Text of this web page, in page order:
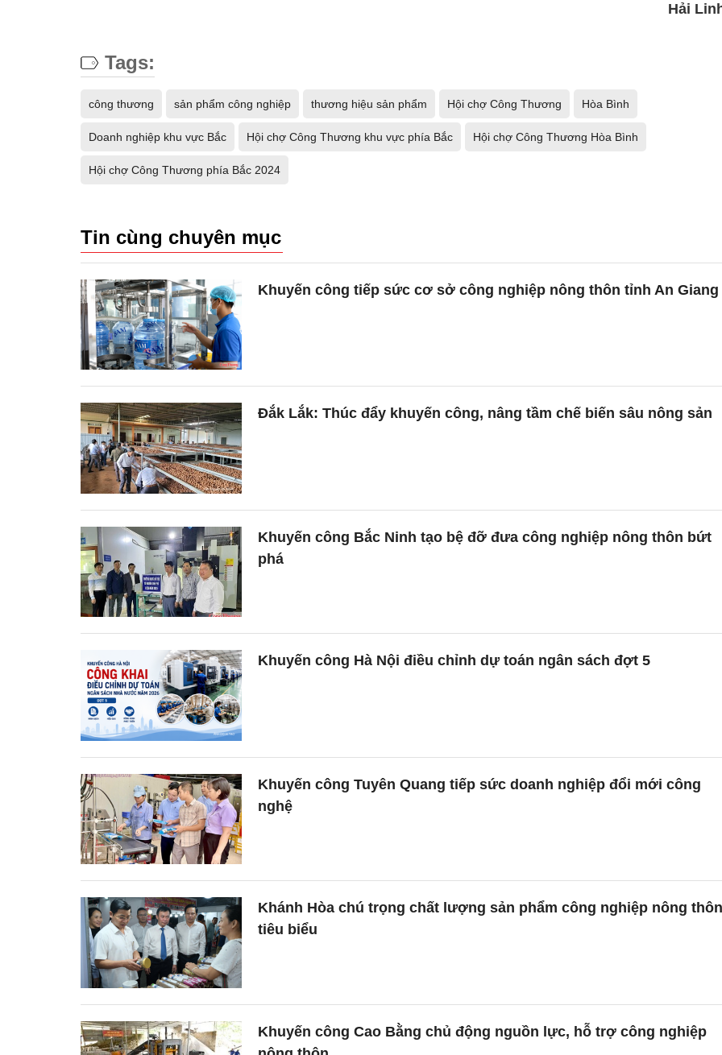
Hải
Tags:
công thương sản phẩm công nghiệp thương hiệu sản phẩm Hội chợ Công Thương Hòa Bình
Doanh nghiệp khu vực Bắc Hội chợ Công Thương khu vực phía Bắc Hội chợ Công Thương Hòa Bình
Hội chợ Công Thương phía Bắc 2024
Tin cùng chuyên mục
Khuyến công tiếp sức cơ sở công nghiệp nông thôn tỉnh An Giang
Đắk Lắk: Thúc đẩy khuyến công, nâng tầm chế biến sâu nông sản
Khuyến công Bắc Ninh tạo bệ đỡ đưa công nghiệp nông thôn bứt
phá
Khuyến công Hà Nội điều chỉnh dự toán ngân sách đợt 5
Khuyến công Tuyên Quang tiếp sức doanh nghiệp đổi mới công
nghệ
Khánh Hòa chú trọng chất lượng sản phẩm công nghiệp nông thôn
tiêu biểu
Khuyến công Cao Bằng chủ động nguồn lực, hỗ trợ công nghiệp